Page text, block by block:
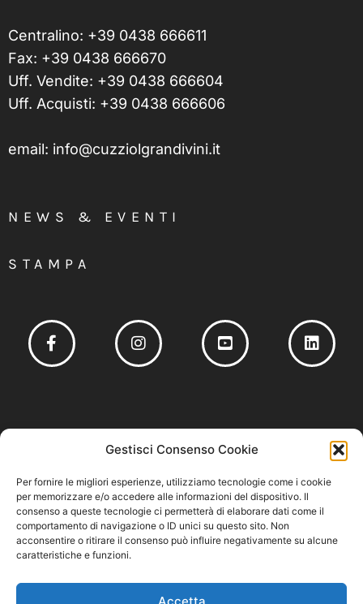
Gestisci Consenso Cookie
Per fornire le migliori esperienze, utilizziamo tecnologie come i cookie
per memorizzare e/o accedere alle informazioni del dispositivo. Il
consenso a queste tecnologie ci permetterà di elaborare dati come il
comportamento di navigazione o ID unici su questo sito. Non
acconsentire o ritirare il consenso può influire negativamente su alcune
caratteristiche e funzioni.
Accetta
Centralino: +39 0438 666611
Fax: +39 0438 666670
Uff. Vendite: +39 0438 666604
Uff. Acquisti: +39 0438 666606
email: info@cuzziolgrandivini.it
NEWS & EVENTI
STAMPA
Privacy Policy–Cookie Policy–Codice Etico e Modello 231